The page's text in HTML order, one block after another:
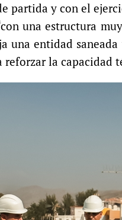
partida y con el
una estructura
una entidad
la capacidad